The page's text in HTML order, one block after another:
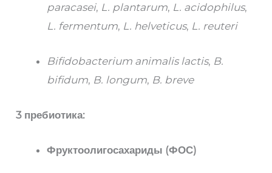
paracasei, L. plantarum, L. acidophilus,
L. fermentum, L. helveticus, L. reuteri
Bifidobacterium animalis lactis, B.
bifidum, B. longum, B. breve
3 пребиотика:
Фруктоолигосахариды (ФОС)